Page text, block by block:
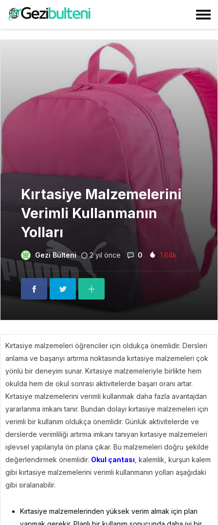
Kırtasiye Malzemelerini
Verimli Kullanmanın
Yolları
Gezi Bülteni 2 yıl önce 0 1.64k
Kırtasiye malzemeleri öğrenciler için oldukça önemlidir. Dersleri
anlama ve başarıyı artırma noktasında kırtasiye malzemeleri çok
yönlü bir deneyim sunar. Kırtasiye malzemeleriyle birlikte hem
okulda hem de okul sonrası aktivitelerde başarı oranı artar.
Kırtasiye malzemelerini verimli kullanmak daha fazla avantajdan
yararlanma imkanı tanır. Bundan dolayı kırtasiye malzemeleri için
verimli bir kullanım oldukça önemlidir. Günlük aktivitelerde ve
derslerde verimliliği artırma imkanı tanıyan kırtasiye malzemeleri
işlevsel yapılarıyla ön plana çıkar. Bu malzemeleri doğru şekilde
değerlendirmek önemlidir. Okul çantası , kalemlik, kurşun kalem
gibi kırtasiye malzemelerini verimli kullanmanın yolları aşağıdaki
gibi sıralanabilir.
Kırtasiye malzemelerinden yüksek verim almak için plan